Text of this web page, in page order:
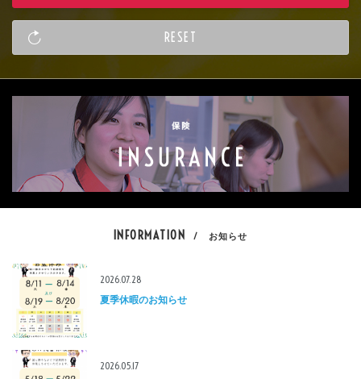
INFORMATION / お知らせ
2026.07.28
夏季休暇のお知らせ
2026.05.17